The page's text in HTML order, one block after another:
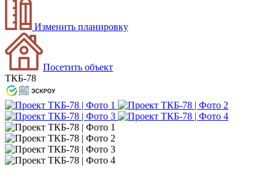
Изменить планировку
Посетить объект
ТКБ-78